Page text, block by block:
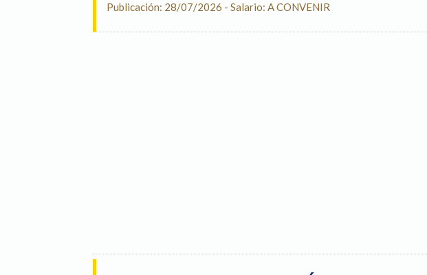
Publicación: 28/07/2026 - Salario: A CONVENIR